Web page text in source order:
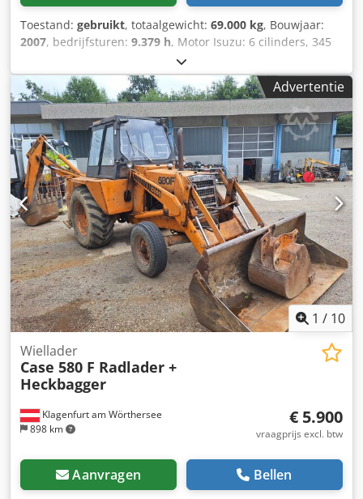
Toestand: gebruikt, totaalgewicht: 69.000 kg, Bouwjaar:
2007, bedrijfsturen: 9.379 h, Motor Isuzu: 6 cilinders, 345
kW – AH-6WG1X – EPA en CE Giek 6,58 m Stel 3 m
Bodemplaten 650 mm Chsdpfjul U H Tsx Aizsa Alle
hydrauliekslangen (hamer/grijper en rotatie) Hydraulische
snelwissel: OIL Quick OQ90 of Lehnhoff HS80 Dieplepel –
4,55 m³ SAE Transportgewicht 69 ton Transportbreedte
3,93 m Werkbreedte (4,14 m met opstappen)
Transporthoogte 4,37 m Machine is in onze werkplaats
gereviseerd en gerepareerd Rapport op aanvraag Grote
onderhoudsbeurt uitgevoerd: alle oliën en filters, inclusief
650 liter hydrauliekolie CASE Duitsland maart 2026: De
motor heeft 6 nieuwe injectoren (factuur op aanvraag)
Advertentie
1 / 10
Klagenfurt am Wörthersee
898 km
Wiellader
Case 580 F Radlader +
Heckbagger
€ 5.900
vraagprijs excl. btw
Aanvragen Bellen